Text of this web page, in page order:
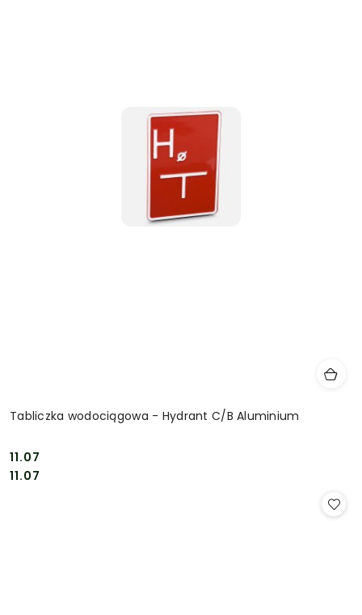
Tabliczka wodociągowa - Hydrant C/B Aluminium
Cena:
11.07
Cena:
11.07